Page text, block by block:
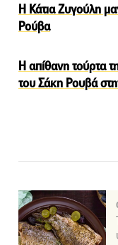
Η Κάτια Ζυγούλη
Ρούβα
Η απίθανη τούρτα
του Σάκη Ρουβά